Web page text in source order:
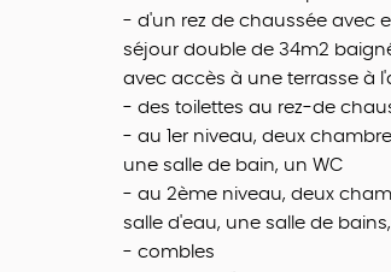
- d'un rez de chaussée avec
séjour double de 34m2
avec accès à une terrasse à
- des toilettes au rez-de
- au 1er niveau, deux
une salle de bain, un WC
- au 2ème niveau, deux
salle d'eau, une salle de
- combles